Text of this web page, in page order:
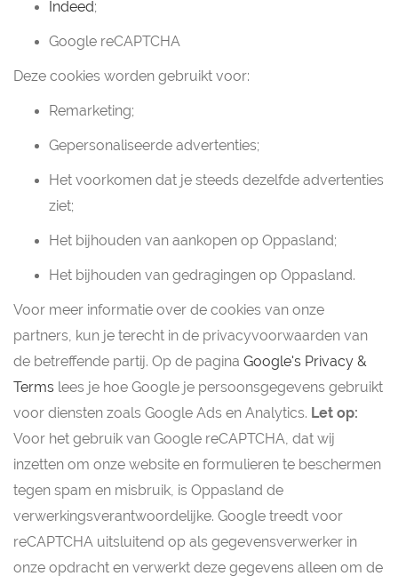
Indeed;
Google reCAPTCHA
Deze cookies worden gebruikt voor:
Remarketing;
Gepersonaliseerde advertenties;
Het voorkomen dat je steeds dezelfde advertenties
ziet;
Het bijhouden van aankopen op Oppasland;
Het bijhouden van gedragingen op Oppasland.
Voor meer informatie over de cookies van onze
partners, kun je terecht in de privacyvoorwaarden van
de betreffende partij. Op de pagina Google's Privacy &
Terms lees je hoe Google je persoonsgegevens gebruikt
voor diensten zoals Google Ads en Analytics. Let op:
Voor het gebruik van Google reCAPTCHA, dat wij
inzetten om onze website en formulieren te beschermen
tegen spam en misbruik, is Oppasland de
verwerkingsverantwoordelijke. Google treedt voor
reCAPTCHA uitsluitend op als gegevensverwerker in
onze opdracht en verwerkt deze gegevens alleen om de